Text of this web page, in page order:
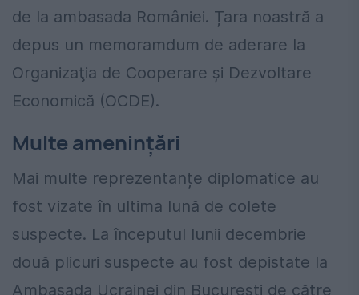
de la ambasada României. Țara noastră a
depus un memoramdum de aderare la
Organizaţia de Cooperare şi Dezvoltare
Economică (OCDE).
Multe amenințări
Mai multe reprezentanțe diplomatice au
fost vizate în ultima lună de colete
suspecte. La începutul lunii decembrie
două plicuri suspecte au fost depistate la
Ambasada Ucrainei din București de către